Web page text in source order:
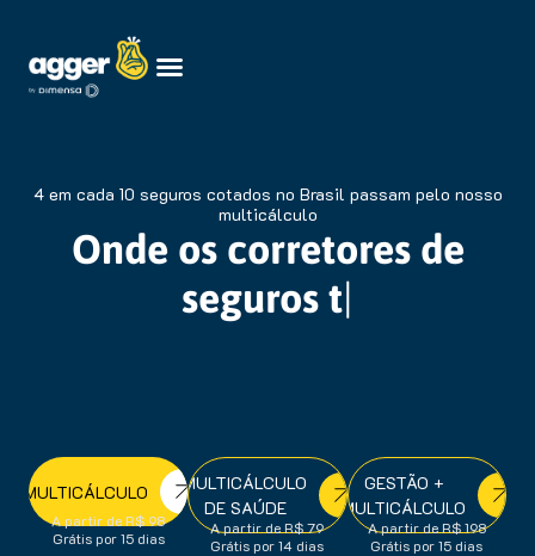
4 em cada 10 seguros cotados no Brasil passam pelo nosso
multicálculo
Onde os corretores
Onde os corretores de
segurostêm 1
MULTICÁLCULO
A partir de R$ 98
Grátis por 15 dias
MULTICÁLCULO
DE SAÚDE
A partir de R$ 79
Grátis por 14 dias
GESTÃO +
MULTICÁLCULO
A partir de R$ 198
Grátis por 15 dias